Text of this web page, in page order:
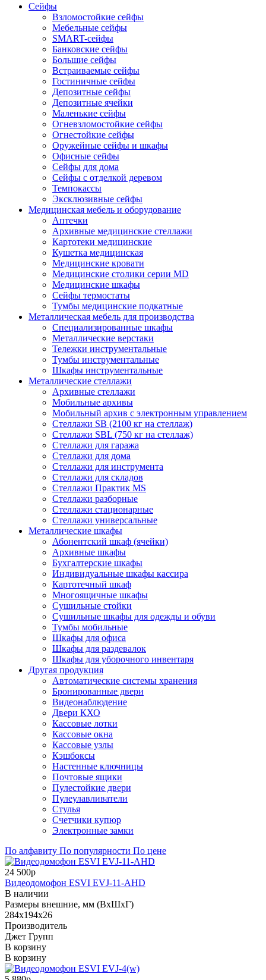
Сейфы
Взломостойкие сейфы
Мебельные сейфы
SMART-сейфы
Банковские сейфы
Большие сейфы
Встраиваемые сейфы
Гостиничные сейфы
Депозитные сейфы
Депозитные ячейки
Маленькие сейфы
Огневзломостойкие сейфы
Огнестойкие сейфы
Оружейные сейфы и шкафы
Офисные сейфы
Сейфы для дома
Сейфы с отделкой деревом
Темпокассы
Эксклюзивные сейфы
Медицинская мебель и оборудование
Аптечки
Архивные медицинские стеллажи
Картотеки медицинские
Кушетка медицинская
Медицинские кровати
Медицинские столики серии MD
Медицинские шкафы
Сейфы термостаты
Тумбы медицинские подкатные
Металлическая мебель для производства
Cпециализированные шкафы
Металлические верстаки
Тележки инструментальные
Тумбы инструментальные
Шкафы инструментальные
Металлические стеллажи
Архивные стеллажи
Мобильные архивы
Мобильный архив с электронным управлением
Стеллажи SB (2100 кг на стеллаж)
Стеллажи SBL (750 кг на стеллаж)
Стеллажи для гаража
Стеллажи для дома
Стеллажи для инструмента
Стеллажи для складов
Стеллажи Практик MS
Стеллажи разборные
Стеллажи стационарные
Стеллажи универсальные
Металлические шкафы
Абонентский шкаф (ячейки)
Архивные шкафы
Бухгалтерские шкафы
Индивидуальные шкафы кассира
Картотечный шкаф
Многоящичные шкафы
Сушильные стойки
Сушильные шкафы для одежды и обуви
Тумбы мобильные
Шкафы для офиса
Шкафы для раздевалок
Шкафы для уборочного инвентаря
Другая продукция
Автоматические системы хранения
Бронированные двери
Видеонаблюдение
Двери КХО
Кассовые лотки
Кассовые окна
Кассовые узлы
Кэшбоксы
Настенные ключницы
Почтовые ящики
Пулестойкие двери
Пулеулавливатели
Стулья
Счетчики купюр
Электронные замки
По алфавиту По популярности По цене
24 500р
Видеодомофон ESVI EVJ-11-AHD
В наличии
Размеры внешние, мм (ВхШхГ)
284х194х26
Производитель
Джет Групп
В корзину
В корзину